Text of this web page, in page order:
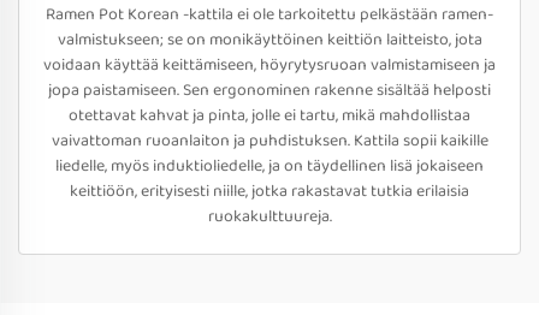
Ramen Pot Korean -kattila ei ole tarkoitettu pelkästään ramen-
valmistukseen; se on monikäyttöinen keittiön laitteisto, jota
voidaan käyttää keittämiseen, höyrytysruoan valmistamiseen ja
jopa paistamiseen. Sen ergonominen rakenne sisältää helposti
otettavat kahvat ja pinta, jolle ei tartu, mikä mahdollistaa
vaivattoman ruoanlaiton ja puhdistuksen. Kattila sopii kaikille
liedelle, myös induktioliedelle, ja on täydellinen lisä jokaiseen
keittiöön, erityisesti niille, jotka rakastavat tutkia erilaisia
ruokakulttuureja.